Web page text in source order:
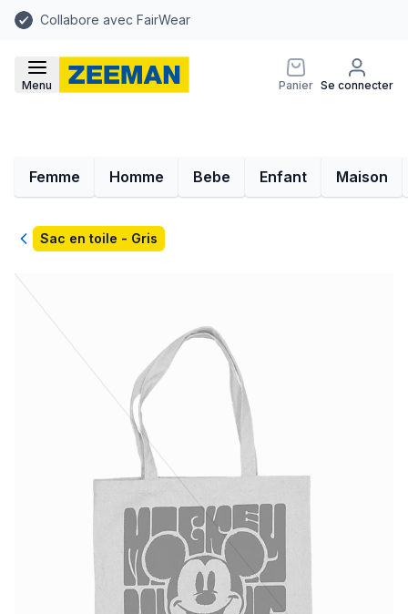
Collabore avec FairWear
Menu Panier Se connecter
Femme Homme Bebe Enfant Maison
RetourSac en toile - Gris